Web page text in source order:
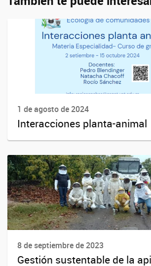
1 de agosto de 2024
Interacciones planta-animal
8 de septiembre de 2023
Gestión sustentable de la